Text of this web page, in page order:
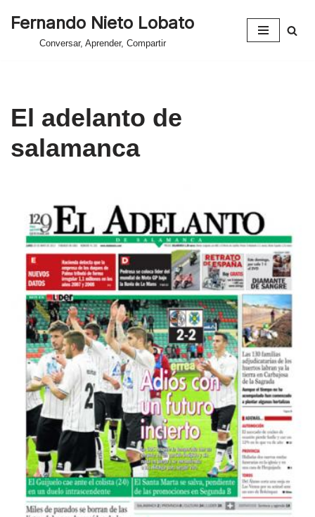
Fernando Nieto Lobato
Conversar, Aprender, Compartir
El adelanto de
salamanca